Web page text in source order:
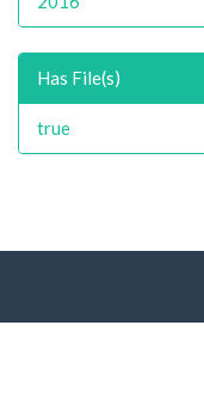
Has File(s)
true